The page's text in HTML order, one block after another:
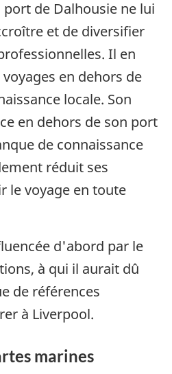
de Dalhousie ne lui
et de diversifier
Il en
en dehors de
locale. Son
en dehors de son port
de connaissance
réduit ses
le voyage en toute
d'abord par le
à qui il aurait dû
de références
à Liverpool.
marines